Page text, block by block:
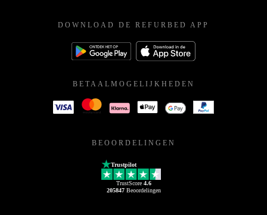
DOWNLOAD DE REFURBED APP
BETAALMOGELIJKHEDEN
BEOORDELINGEN
Trustpilot
TrustScore 4.6
205847Beoordelingen